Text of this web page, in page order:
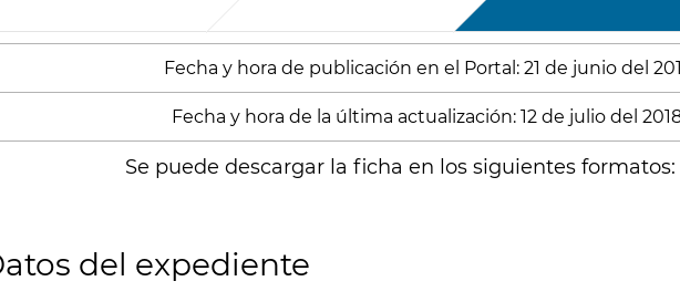
Fecha y hora de publicación en el Portal: 21 de junio del
Fecha y hora de la última actualización: 12 de julio del
Se puede descargar la ficha en los siguientes formatos:
del expediente